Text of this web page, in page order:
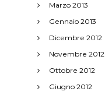
Marzo 2013
Gennaio 2013
Dicembre 2012
Novembre 2012
Ottobre 2012
Giugno 2012